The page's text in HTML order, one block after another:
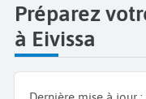
Préparez
à Eivissa